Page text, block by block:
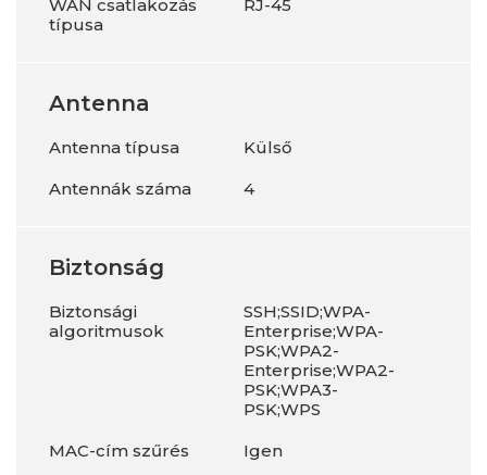
WAN csatlakozás
típusa
RJ-45
Antenna
Antenna típusa
Külső
Antennák száma
4
Biztonság
Biztonsági
algoritmusok
SSH;SSID;WPA-
Enterprise;WPA-
PSK;WPA2-
Enterprise;WPA2-
PSK;WPA3-
PSK;WPS
MAC-cím szűrés
Igen